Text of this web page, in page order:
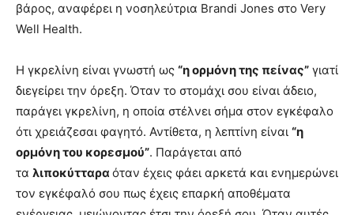
βάρος, αναφέρει η νοσηλεύτρια Brandi Jones στο Very
Well Health.
Η γκρελίνη είναι γνωστή ως “η ορμόνη της πείνας” γιατί
διεγείρει την όρεξη. Όταν το στομάχι σου είναι άδειο,
παράγει γκρελίνη, η οποία στέλνει σήμα στον εγκέφαλο
ότι χρειάζεσαι φαγητό. Αντίθετα, η λεπτίνη είναι “η
ορμόνη του κορεσμού”. Παράγεται από
τα λιποκύτταρα όταν έχεις φάει αρκετά και ενημερώνει
τον εγκέφαλό σου πως έχεις επαρκή αποθέματα